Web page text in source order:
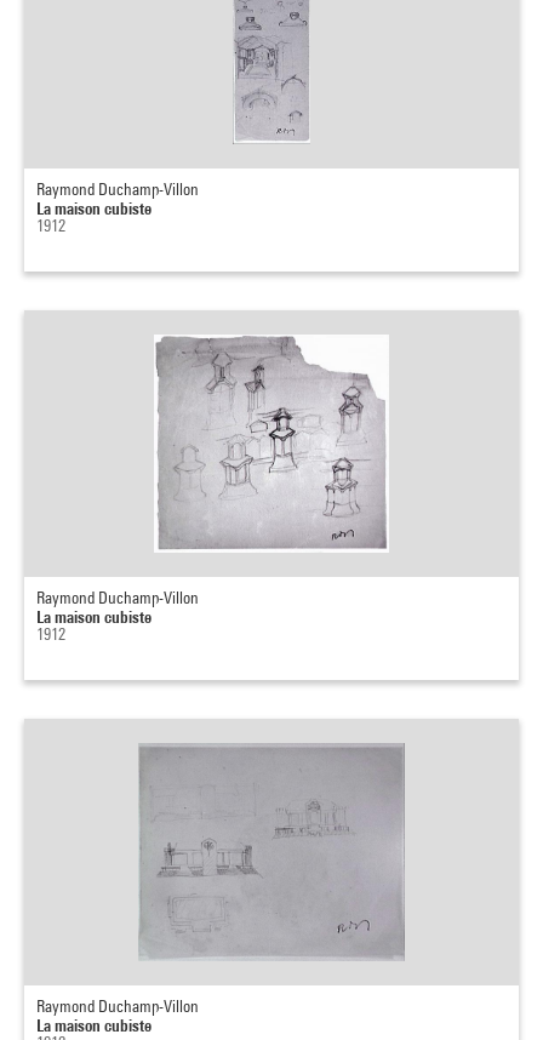
Raymond Duchamp-Villon
La maison cubiste
1912
Raymond Duchamp-Villon
La maison cubiste
1912
Raymond Duchamp-Villon
La maison cubiste